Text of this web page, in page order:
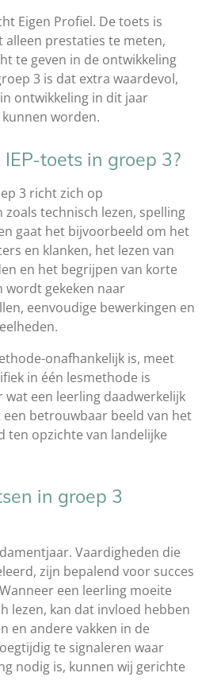
Eigen Profiel. De toets is
alleen prestaties te meten,
te geven in de ontwikkeling
3 is dat extra waardevol,
ontwikkeling in dit jaar
worden.
toets in groep 3?
3 richt zich op
zoals technisch lezen, spelling
gaat het bijvoorbeeld om het
en klanken, het lezen van
en het begrijpen van korte
wordt gekeken naar
eenvoudige bewerkingen en
onafhankelijk is, meet
in één lesmethode is
wat een leerling daadwerkelijk
betrouwbaar beeld van het
ten opzichte van landelijke
in groep 3
Vaardigheden die
zijn bepalend voor succes
een leerling moeite
lezen, kan dat invloed hebben
en andere vakken in de
te signaleren waar
nodig is, kunnen wij gerichte